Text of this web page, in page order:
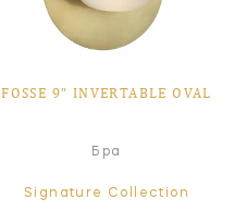
FOSSE 9" INVERTABLE OVAL
Бра
Signature Collection